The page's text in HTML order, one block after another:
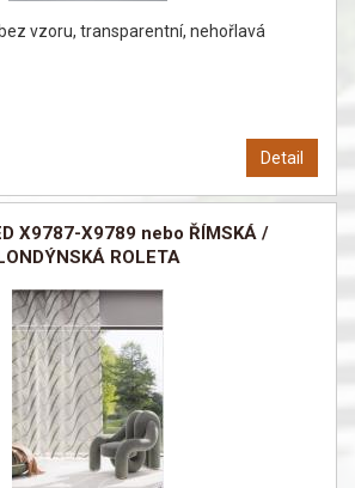
vzoru, transparentní, nehořlavá
Detail
X9787-X9789 nebo ŘÍMSKÁ /
ROLETA